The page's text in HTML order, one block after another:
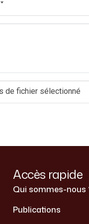
de fichier sélectionné
Accès rapide
Qui sommes-nous
Publications